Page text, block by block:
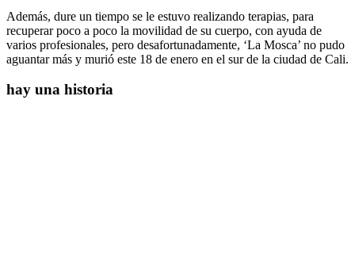
Además, dure un tiempo se le estuvo realizando terapias, para
recuperar poco a poco la movilidad de su cuerpo, con ayuda de
varios profesionales, pero desafortunadamente, ‘La Mosca’ no pudo
aguantar más y murió este 18 de enero en el sur de la ciudad de Cali.
hay una historia